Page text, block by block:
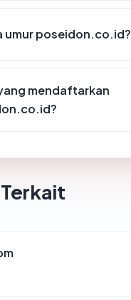
umur poseidon.co.id?
mendaftarkan